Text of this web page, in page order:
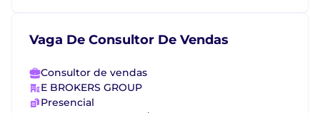
Vaga De Consultor De Vendas
Consultor de vendas
E BROKERS GROUP
Presencial